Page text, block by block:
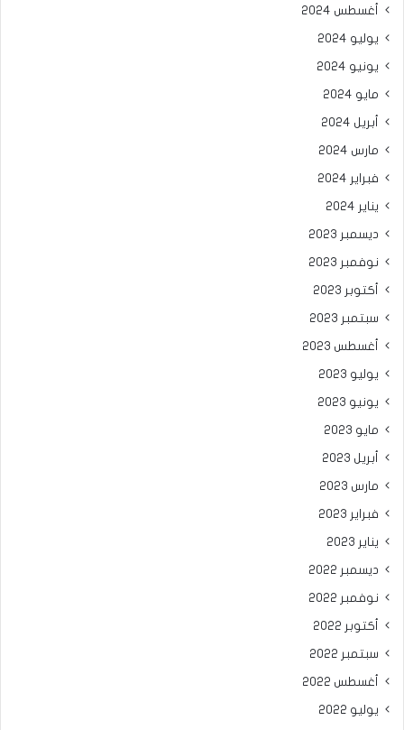
أغسطس 2024
يوليو 2024
يونيو 2024
مايو 2024
أبريل 2024
مارس 2024
فبراير 2024
يناير 2024
ديسمبر 2023
نوفمبر 2023
أكتوبر 2023
سبتمبر 2023
أغسطس 2023
يوليو 2023
يونيو 2023
مايو 2023
أبريل 2023
مارس 2023
فبراير 2023
يناير 2023
ديسمبر 2022
نوفمبر 2022
أكتوبر 2022
سبتمبر 2022
أغسطس 2022
يوليو 2022